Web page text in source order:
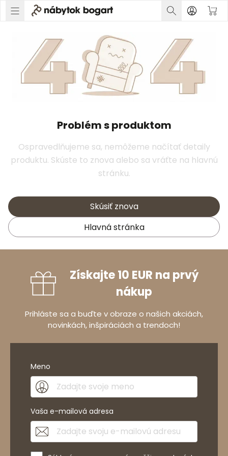
Problém s produktom
Ospravedlňujeme sa, nemôžeme načítať detaily
produktu. Skúste to znova alebo sa vráťte na hlavnú
stránku.
Skúsiť znova
Hlavná stránka
Získajte 10 EUR na prvý
nákup
Prihláste sa a buďte v obraze o našich akciách,
novinkách, inšpiráciách a trendoch!
Meno
Vaša e-mailová adresa